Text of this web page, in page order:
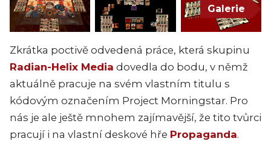
Galerie
Zkrátka poctivě odvedená práce, která skupinu
Radian-Helix Media dovedla do bodu, v němž
aktuálně pracuje na svém vlastním titulu s
kódovým označením Project Morningstar. Pro
nás je ale ještě mnohem zajímavější, že tito tvůrci
pracují i na vlastní deskové hře Propaganda.